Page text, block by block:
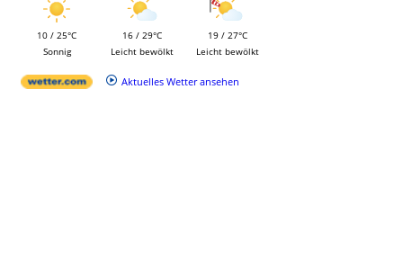
10 / 25°C
Sonnig
16 / 29°C
Leicht bewölkt
19 / 27°C
Leicht bewölkt
Aktuelles Wetter ansehen